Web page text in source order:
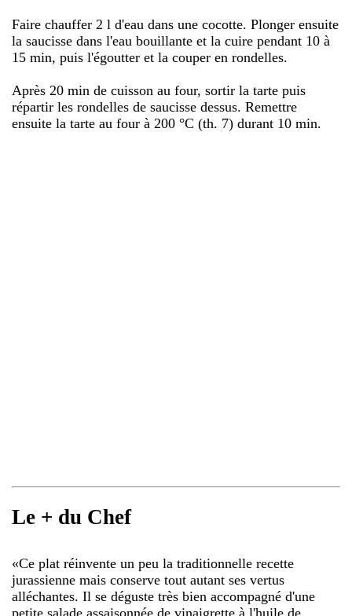
Faire chauffer 2 l d'eau dans une cocotte. Plonger ensuite
la saucisse dans l'eau bouillante et la cuire pendant 10 à
15 min, puis l'égoutter et la couper en rondelles.
Après 20 min de cuisson au four, sortir la tarte puis
répartir les rondelles de saucisse dessus. Remettre
ensuite la tarte au four à 200 °C (th. 7) durant 10 min.
Le + du Chef
«Ce plat réinvente un peu la traditionnelle recette
jurassienne mais conserve tout autant ses vertus
alléchantes. Il se déguste très bien accompagné d'une
petite salade assaisonnée de vinaigrette à l'huile de